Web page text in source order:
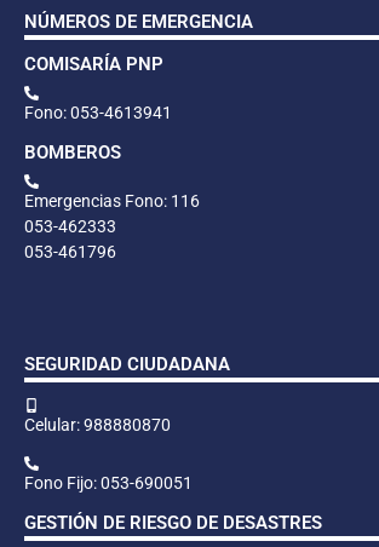
NÚMEROS DE EMERGENCIA
COMISARÍA PNP
Fono: 053-4613941
BOMBEROS
Emergencias Fono: 116
053-462333
053-461796
SEGURIDAD CIUDADANA
Celular: 988880870
Fono Fijo: 053-690051
GESTIÓN DE RIESGO DE DESASTRES